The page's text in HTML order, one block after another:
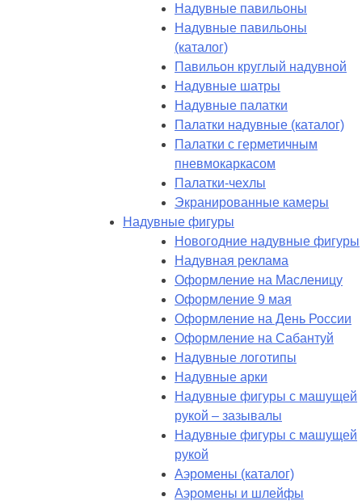
Надувные павильоны
Надувные павильоны
(каталог)
Павильон круглый надувной
Надувные шатры
Надувные палатки
Палатки надувные (каталог)
Палатки с герметичным
пневмокаркасом
Палатки-чехлы
Экранированные камеры
Надувные фигуры
Новогодние надувные фигуры
Надувная реклама
Оформление на Масленицу
Оформление 9 мая
Оформление на День России
Оформление на Сабантуй
Надувные логотипы
Надувные арки
Надувные фигуры с машущей
рукой – зазывалы
Надувные фигуры с машущей
рукой
Аэромены (каталог)
Аэромены и шлейфы